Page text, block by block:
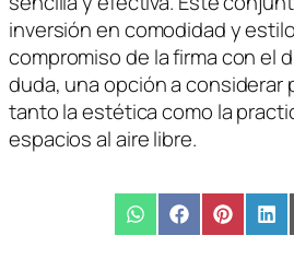
inversión en comodidad y
compromiso de la firma con el
duda, una opción a considerar
tanto la estética como la
espacios al aire libre.
Compartir
en
WhatsAppCompartir
en
Facebook
en